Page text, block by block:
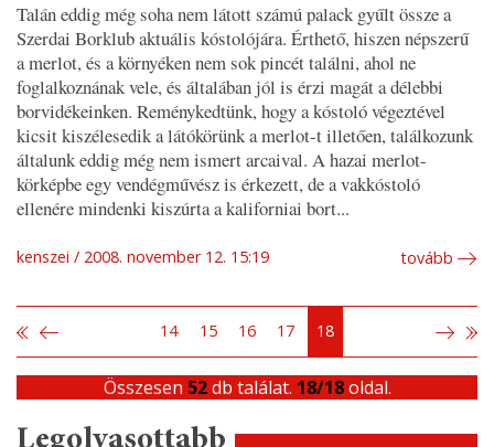
Talán eddig még soha nem látott számú palack gyűlt össze a
Szerdai Borklub aktuális kóstolójára. Érthető, hiszen népszerű
a merlot, és a környéken nem sok pincét találni, ahol ne
foglalkoznának vele, és általában jól is érzi magát a délebbi
borvidékeinken. Reménykedtünk, hogy a kóstoló végeztével
kicsit kiszélesedik a látókörünk a merlot-t illetően, találkozunk
általunk eddig még nem ismert arcaival. A hazai merlot-
körképbe egy vendégművész is érkezett, de a vakkóstoló
ellenére mindenki kiszúrta a kaliforniai bort...
kenszei 2008. november 12. 15:19 tovább
14 15 16 17 18
Összesen 52db találat. 18/18oldal.